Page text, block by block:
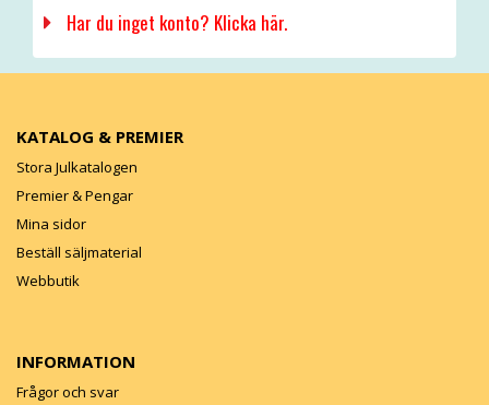
Har du inget konto? Klicka här.
KATALOG & PREMIER
Stora Julkatalogen
Premier & Pengar
Mina sidor
Beställ säljmaterial
Webbutik
INFORMATION
Frågor och svar